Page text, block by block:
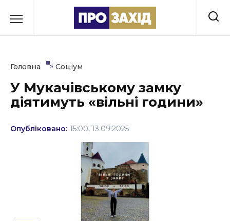
до
Культура
Освіта
Головна » Соціум
У Мукачівському замку
діятимуть «вільні години»
Опубліковано: 15:00, 13.09.2025